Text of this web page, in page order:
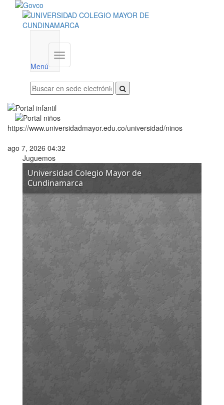
Menú
Menú
institucional
https://www.universidadmayor.edu.co/universidad/ninos
ago 7, 2026 04:32
Juguemos